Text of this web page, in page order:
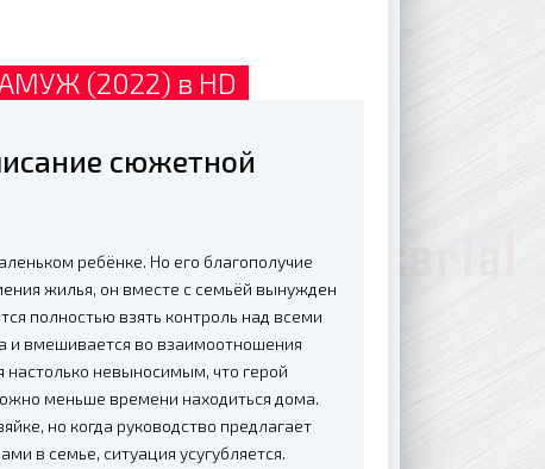
(2022) в HD
сюжетной
ребёнке. Но его благополучие
жилья, он вместе с семьёй вынужден
полностью взять контроль над всеми
вмешивается во взаимоотношения
невыносимым, что герой
меньше времени находиться дома.
но когда руководство предлагает
в семье, ситуация усугубляется.